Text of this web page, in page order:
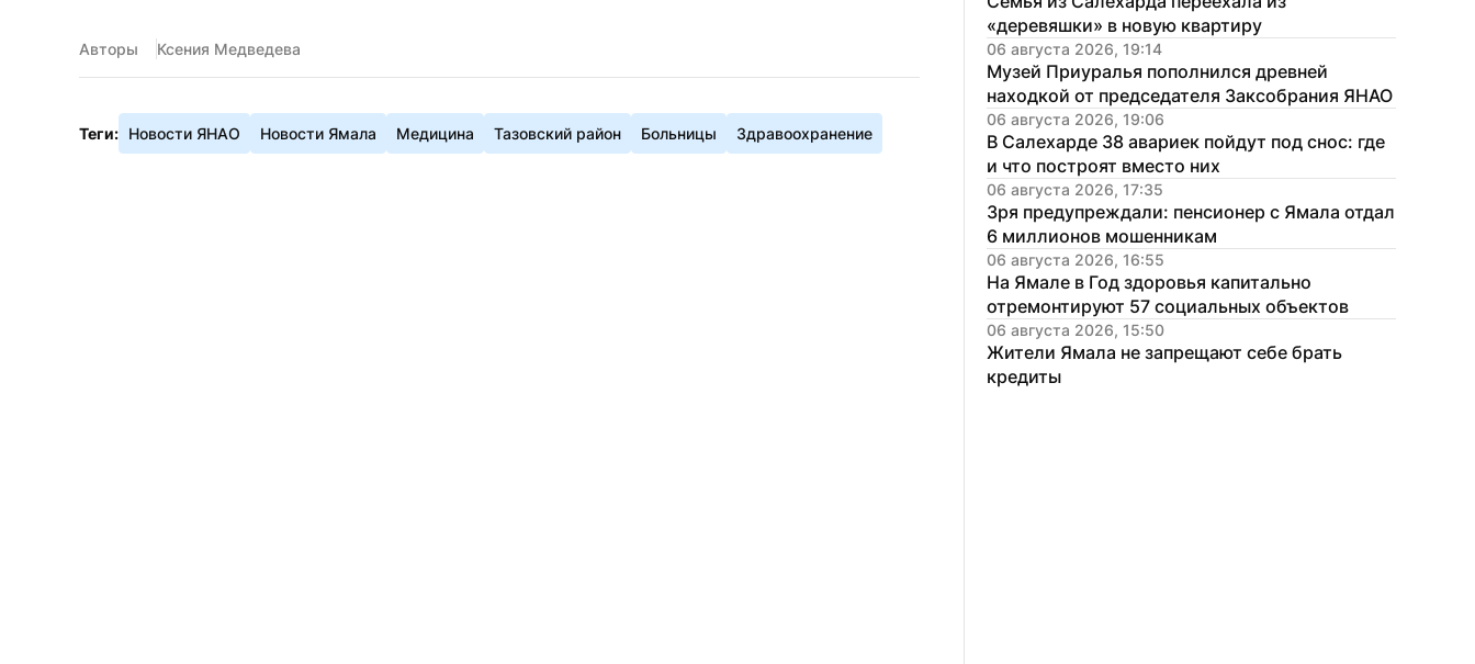
Авторы Ксения Медведева
Теги: Новости ЯНАО Новости Ямала Медицина Тазовский район Больницы Здравоохранение
«деревяшки» в новую квартиру
06 августа 2026, 19:14
Музей Приуралья пополнился древней
находкой от председателя Заксобрания ЯНАО
06 августа 2026, 19:06
В Салехарде 38 авариек пойдут под снос: где
и что построят вместо них
06 августа 2026, 17:35
Зря предупреждали: пенсионер с Ямала отдал
6 миллионов мошенникам
06 августа 2026, 16:55
На Ямале в Год здоровья капитально
отремонтируют 57 социальных объектов
06 августа 2026, 15:50
Жители Ямала не запрещают себе брать
кредиты